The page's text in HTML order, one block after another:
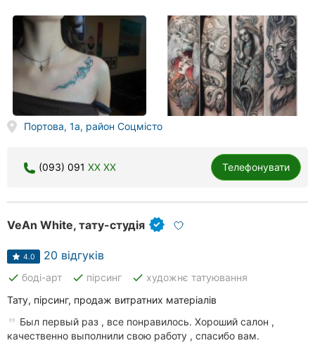
Портова, 1а, район Соцмісто
(093) 091 XX XX Телефонувати
VeAn White, тату-студія
4.0 20 відгуків
done боді-арт done пірсинг done художнє татуювання
Тату, пірсинг, продаж витратних матеріалів
Был первый раз , все понравилось. Хороший салон ,
качественно выполнили свою работу , спасибо вам.